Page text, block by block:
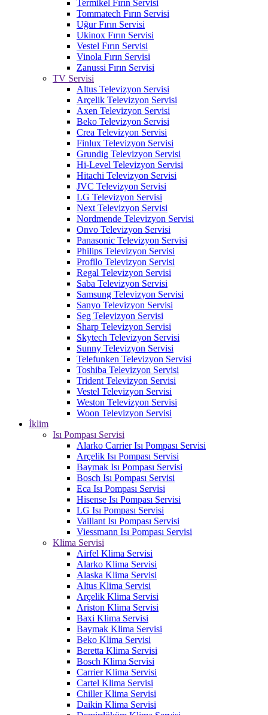
Termikel Fırın Servisi
Tommatech Fırın Servisi
Uğur Fırın Servisi
Ukinox Fırın Servisi
Vestel Fırın Servisi
Vinola Fırın Servisi
Zanussi Fırın Servisi
TV Servisi
Altus Televizyon Servisi
Arçelik Televizyon Servisi
Axen Televizyon Servisi
Beko Televizyon Servisi
Crea Televizyon Servisi
Finlux Televizyon Servisi
Grundig Televizyon Servisi
Hi-Level Televizyon Servisi
Hitachi Televizyon Servisi
JVC Televizyon Servisi
LG Televizyon Servisi
Next Televizyon Servisi
Nordmende Televizyon Servisi
Onvo Televizyon Servisi
Panasonic Televizyon Servisi
Philips Televizyon Servisi
Profilo Televizyon Servisi
Regal Televizyon Servisi
Saba Televizyon Servisi
Samsung Televizyon Servisi
Sanyo Televizyon Servisi
Seg Televizyon Servisi
Sharp Televizyon Servisi
Skytech Televizyon Servisi
Sunny Televizyon Servisi
Telefunken Televizyon Servisi
Toshiba Televizyon Servisi
Trident Televizyon Servisi
Vestel Televizyon Servisi
Weston Televizyon Servisi
Woon Televizyon Servisi
İklim
Isı Pompası Servisi
Alarko Carrier Isı Pompası Servisi
Arçelik Isı Pompası Servisi
Baymak Isı Pompası Servisi
Bosch Isı Pompası Servisi
Eca Isı Pompası Servisi
Hisense Isı Pompası Servisi
LG Isı Pompası Servisi
Vaillant Isı Pompası Servisi
Viessmann Isı Pompası Servisi
Klima Servisi
Airfel Klima Servisi
Alarko Klima Servisi
Alaska Klima Servisi
Altus Klima Servisi
Arçelik Klima Servisi
Ariston Klima Servisi
Baxi Klima Servisi
Baymak Klima Servisi
Beko Klima Servisi
Beretta Klima Servisi
Bosch Klima Servisi
Carrier Klima Servisi
Cartel Klima Servisi
Chiller Klima Servisi
Daikin Klima Servisi